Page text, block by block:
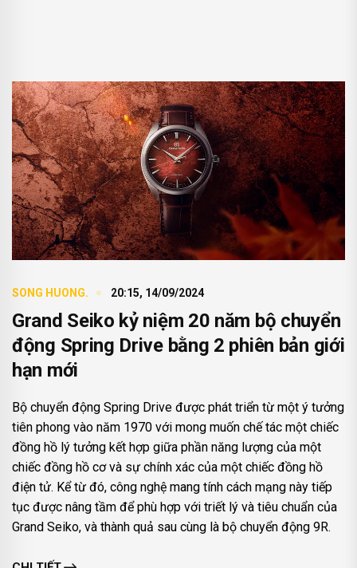
SONG HUONG. 20:15, 14/09/2024
Grand Seiko kỷ niệm 20 năm bộ chuyển
động Spring Drive bằng 2 phiên bản giới
hạn mới
Bộ chuyển động Spring Drive được phát triển từ một ý tưởng
tiên phong vào năm 1970 với mong muốn chế tác một chiếc
đồng hồ lý tưởng kết hợp giữa phần năng lượng của một
chiếc đồng hồ cơ và sự chính xác của một chiếc đồng hồ
điện tử. Kể từ đó, công nghệ mang tính cách mạng này tiếp
tục được nâng tầm để phù hợp với triết lý và tiêu chuẩn của
Grand Seiko, và thành quả sau cùng là bộ chuyển động 9R.